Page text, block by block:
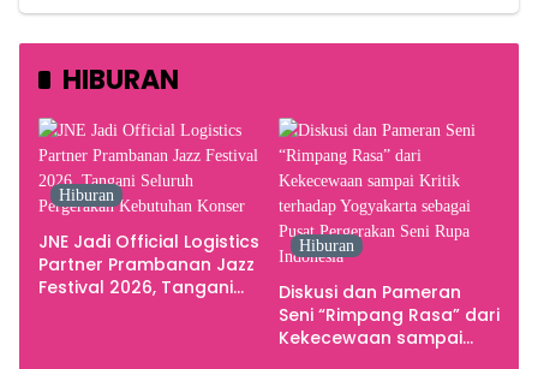
HIBURAN
Hiburan
JNE Jadi Official Logistics
Partner Prambanan Jazz
Festival 2026, Tangani
Hiburan
Diskusi dan Pameran
Seni “Rimpang Rasa” dari
Kekecewaan sampai